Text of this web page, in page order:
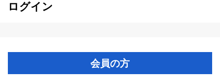
ログイン
会員の方